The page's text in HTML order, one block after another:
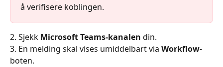
å verifisere koblingen.
2. Sjekk Microsoft Teams-kanalen din.
3. En melding skal vises umiddelbart via Workflow-
boten.